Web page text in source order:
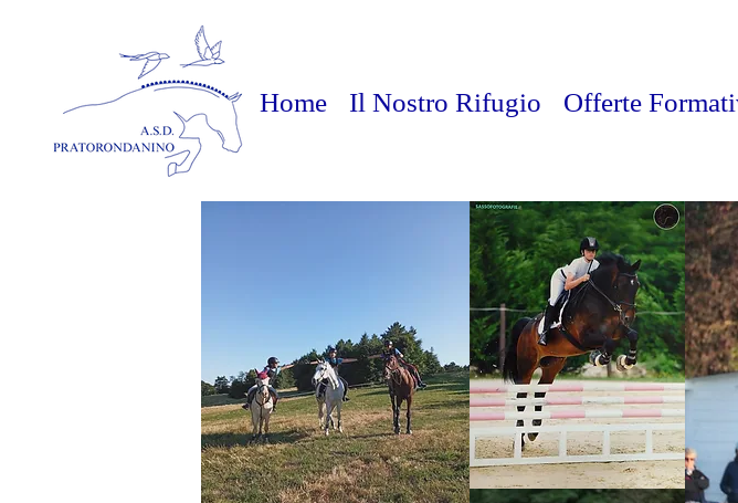
Home Il Nostro Rifugio Offerte